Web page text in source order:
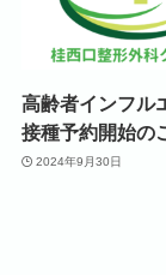
高齢者インフル
接種予約開始の
2024年9月30日